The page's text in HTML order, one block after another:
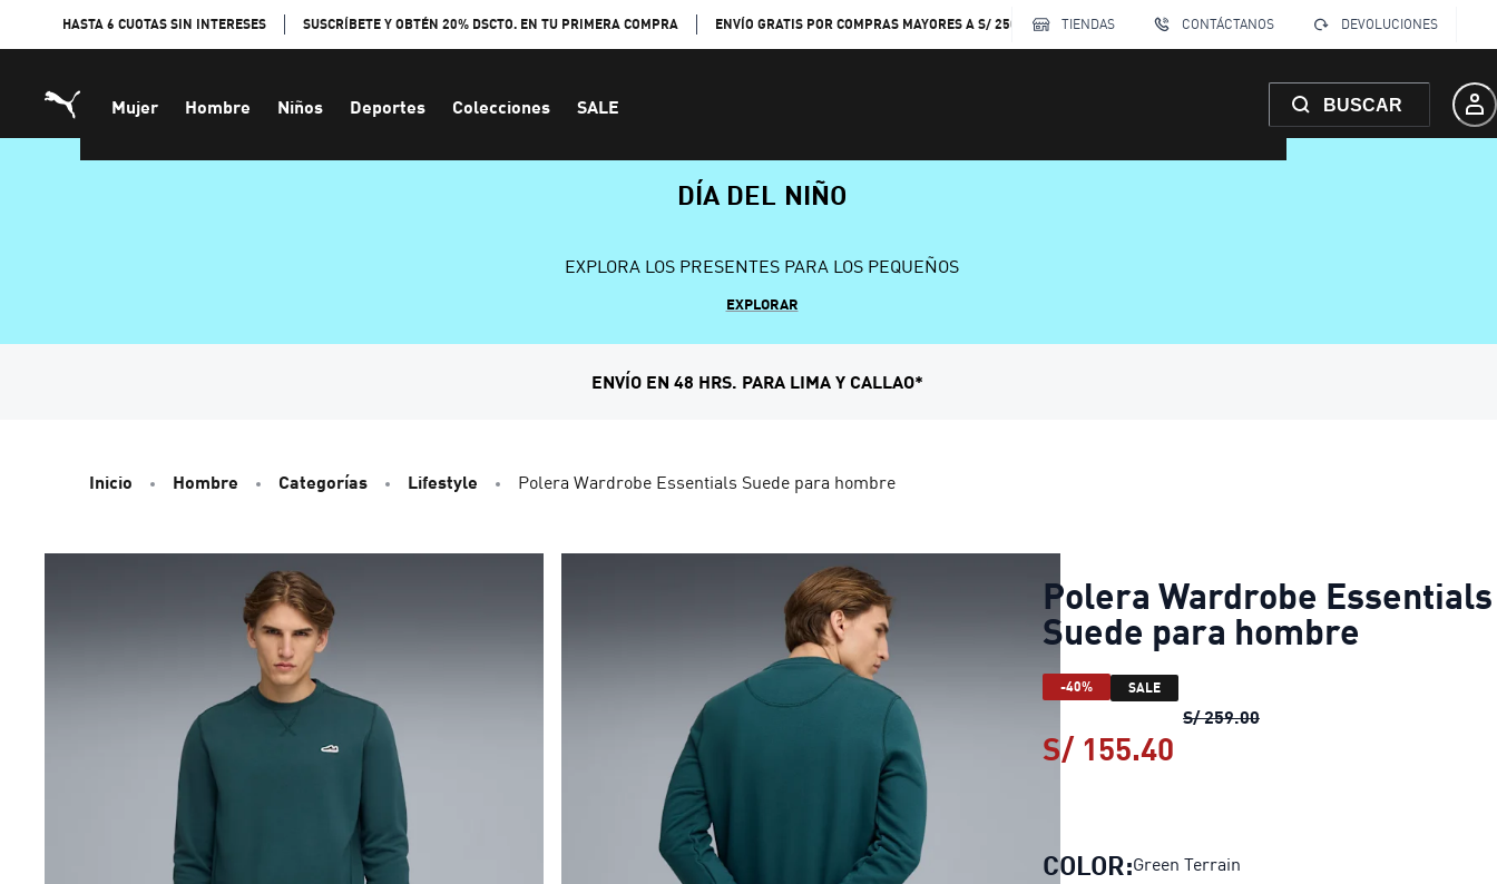
HASTA 6 CUOTAS SIN INTERESES SUSCRÍBETE Y OBTÉN 20% DSCTO. EN TU PRIMERA COMPRA ENVÍO GRATIS POR COMPRAS MAYORES A S/ 250 TIENDAS CONTÁCTANOS DEVOLUCIONES
Mujer Hombre Niños Deportes Colecciones SALE BUSCAR
DÍA DEL NIÑO
EXPLORA LOS PRESENTES PARA LOS PEQUEÑOS
EXPLORAR
ENVÍO EN 48 HRS. PARA LIMA Y CALLAO*
Inicio Hombre Categorías Lifestyle Polera Wardrobe Essentials Suede para hombre
Polera Wardrobe Essentials
Suede para hombre
-40% SALE
S/ 259.00Polera Wardrobe Essentials
S/ 155.40
COLOR:Green Terrain